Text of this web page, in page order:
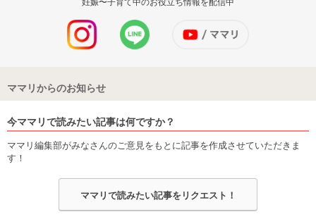
ママリからのお知らせ
今ママリで読みたい記事は何ですか？
ママリ編集部がみなさんのご意見をもとに記事を作成させていただきま
す！
ママリで読みたい記事をリクエスト！